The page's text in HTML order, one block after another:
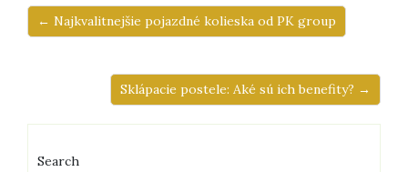
← Najkvalitnejšie pojazdné kolieska od PK group
Sklápacie postele: Aké sú ich benefity? →
Search